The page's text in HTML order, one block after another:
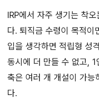
IRP에서 자주 생기는 착
다. 퇴직금 수령이 목적이
입을 생각하면 적립형 성
동시에 더 만들 수 없고, 1
축은 여러 개 개설이 가능
다.